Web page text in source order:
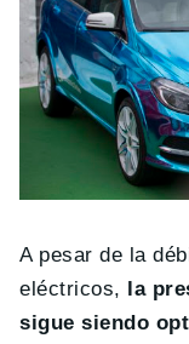
A pesar de la
eléctricos, la
sigue siendo